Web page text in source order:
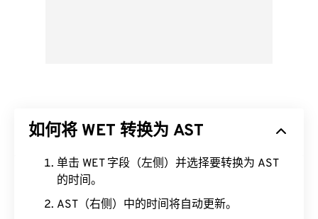
如何将 WET 转换为 AST
单击 WET 字段（左侧）并选择要转换为 AST
的时间。
AST（右侧）中的时间将自动更新。